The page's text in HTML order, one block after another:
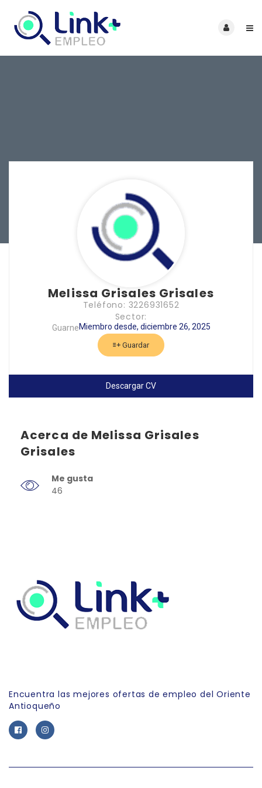
Melissa Grisales Grisales
Teléfono: 3226931652
Sector:
GuarneMiembro desde, diciembre 26, 2025
Guardar
Descargar CV
Acerca de Melissa Grisales
Grisales
Me gusta
46
Encuentra las mejores ofertas de empleo del Oriente
Antioqueño